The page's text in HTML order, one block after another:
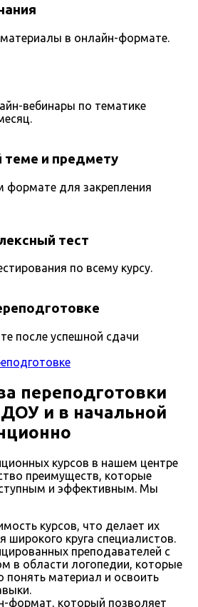
в онлайн-формате.
вебинары по тематике
и предмету
формате для закрепления
тест
по всему курсу.
после успешной сдачи
переподготовки
и в начальной
курсов в нашем центре
преимуществ, которые
и эффективным. Мы
курсов, что делает их
широкого круга специалистов.
преподавателей с
в области логопедии, которые
понять материал и освоить
формат, который позволяет